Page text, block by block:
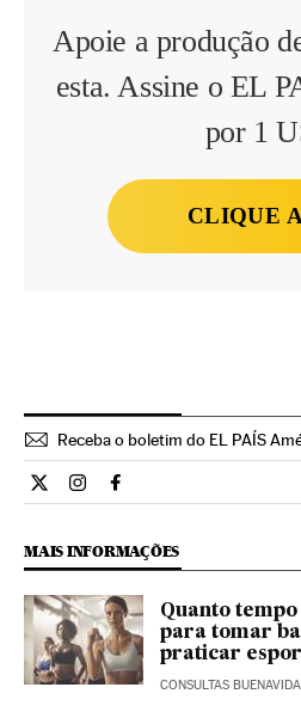
Apoie a produção
esta. Assine o EL
por 1
CLIQUE
Receba o boletim do EL PAÍS
Estilo El País Brasil en Twitter
Estilo El País Brasil en
Estilo El País Brasil en
MAIS INFORMAÇÕES
Quanto
para tomar
praticar
CONSULTAS BUENAVIDA